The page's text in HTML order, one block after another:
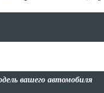
вашего автомобиля